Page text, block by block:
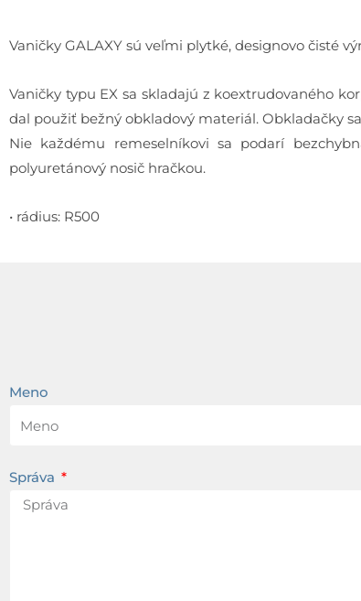
Vaničky GALAXY sú veľmi plytké, designovo čisté
Vaničky typu EX sa skladajú z koextrudovaného
dal použiť bežný obkladový materiál. Obkladačky
Nie každému remeselníkovi sa podarí
polyuretánový nosič hračkou.
• rádius: R500
Meno
Správa